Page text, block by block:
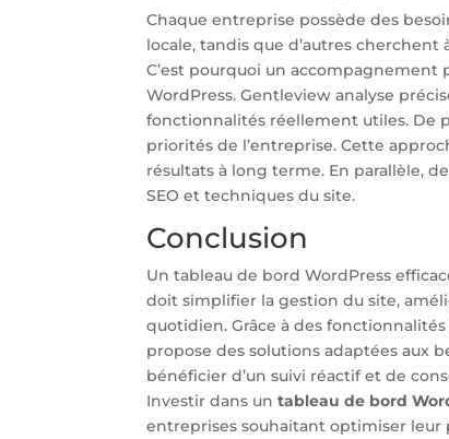
Chaque entreprise possède des
locale, tandis que d’autres
C’est pourquoi un accompagnement
WordPress. Gentleview analyse
fonctionnalités réellement utiles. De
priorités de l’entreprise. Cette
résultats à long terme. En parallèle,
SEO et techniques du site.
Conclusion
Un tableau de bord WordPress
doit simplifier la gestion du site,
quotidien. Grâce à des
propose des solutions adaptées aux
bénéficier d’un suivi réactif et de
Investir dans untableau de bord
entreprises souhaitant optimiser leur